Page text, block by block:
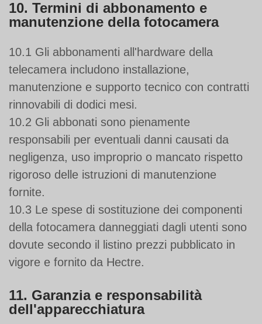
10. Termini di abbonamento e
manutenzione della fotocamera
10.1 Gli abbonamenti all'hardware della
telecamera includono installazione,
manutenzione e supporto tecnico con contratti
rinnovabili di dodici mesi.
10.2 Gli abbonati sono pienamente
responsabili per eventuali danni causati da
negligenza, uso improprio o mancato rispetto
rigoroso delle istruzioni di manutenzione
fornite.
10.3 Le spese di sostituzione dei componenti
della fotocamera danneggiati dagli utenti sono
dovute secondo il listino prezzi pubblicato in
vigore e fornito da Hectre.
11. Garanzia e responsabilità
dell'apparecchiatura